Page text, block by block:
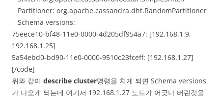
Partitioner: org.apache.cassandra.dht.RandomPartitioner
Schema versions:
75eece10-bf48-11e0-0000-4d205df954a7: [192.168.1.9,
192.168.1.25]
5a54ebd0-bd90-11e0-0000-9510c23fceff: [192.168.1.27]
[/code]
위와 같이 describe cluster명령을 치게 되면 Schema versions
가 나오게 되는데 여기서 192.168.1.27 노드가 어긋나 버린것을